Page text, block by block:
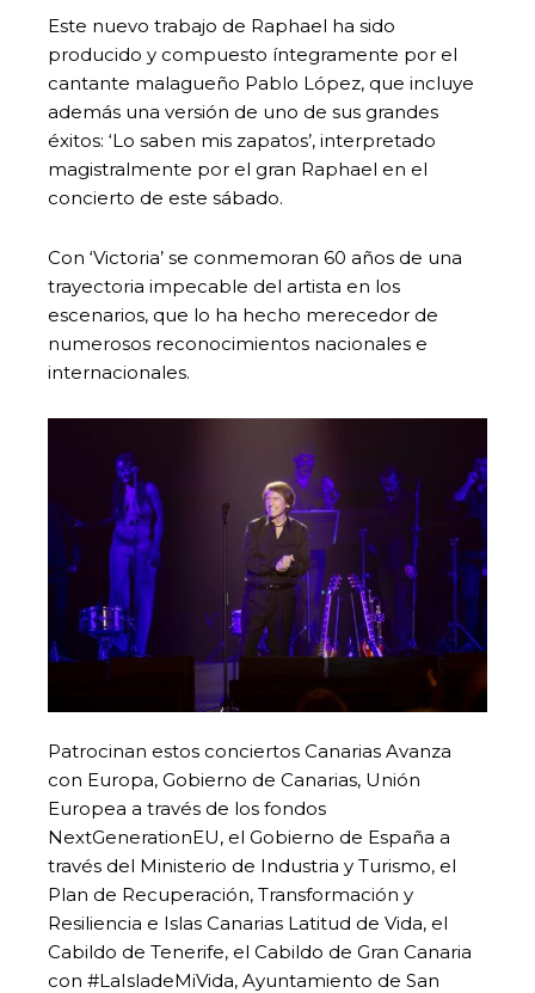
Este nuevo trabajo de Raphael ha sido
producido y compuesto íntegramente por el
cantante malagueño Pablo López, que incluye
además una versión de uno de sus grandes
éxitos: ‘Lo saben mis zapatos’, interpretado
magistralmente por el gran Raphael en el
concierto de este sábado.
Con ‘Victoria’ se conmemoran 60 años de una
trayectoria impecable del artista en los
escenarios, que lo ha hecho merecedor de
numerosos reconocimientos nacionales e
internacionales.
Patrocinan estos conciertos Canarias Avanza
con Europa, Gobierno de Canarias, Unión
Europea a través de los fondos
NextGenerationEU, el Gobierno de España a
través del Ministerio de Industria y Turismo, el
Plan de Recuperación, Transformación y
Resiliencia e Islas Canarias Latitud de Vida, el
Cabildo de Tenerife, el Cabildo de Gran Canaria
con #LaIsladeMiVida, Ayuntamiento de San